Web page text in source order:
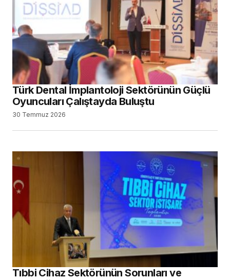
Türk Dental İmplantoloji Sektörünün Güçlü
Oyuncuları Çalıştayda Buluştu
30 Temmuz 2026
Tıbbi Cihaz Sektörünün Sorunları ve